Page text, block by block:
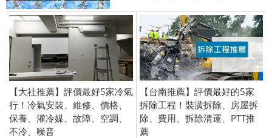
【大社推薦】評價最好5家冷氣
行！冷氣安裝、維修、價格、
保養、灌冷媒、故障、空調、
不冷、噪音
【台南推薦】評價最好的5家
拆除工程！裝潢拆除、房屋拆
除、費用、拆除清運、PTT推
薦